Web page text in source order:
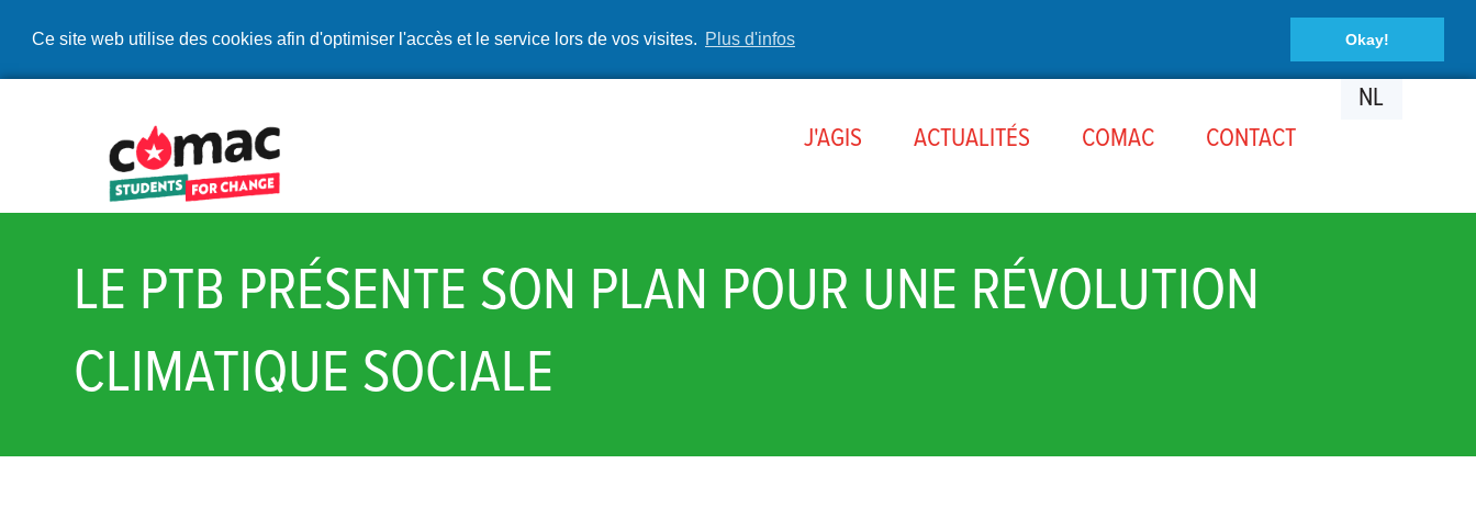
Ce site web utilise des cookies afin d'optimiser l'accès et le service lors de vos visites. Plus d'infos Okay!
J'AGIS ACTUALITÉS COMAC CONTACT
NL
LE PTB PRÉSENTE SON PLAN POUR UNE RÉVOLUTION
CLIMATIQUE SOCIALE